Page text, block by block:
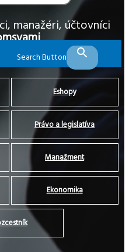
Search Button
manažéri, účtovníci
Eshopy
Právo a legislatíva
Manažment
Ekonomika